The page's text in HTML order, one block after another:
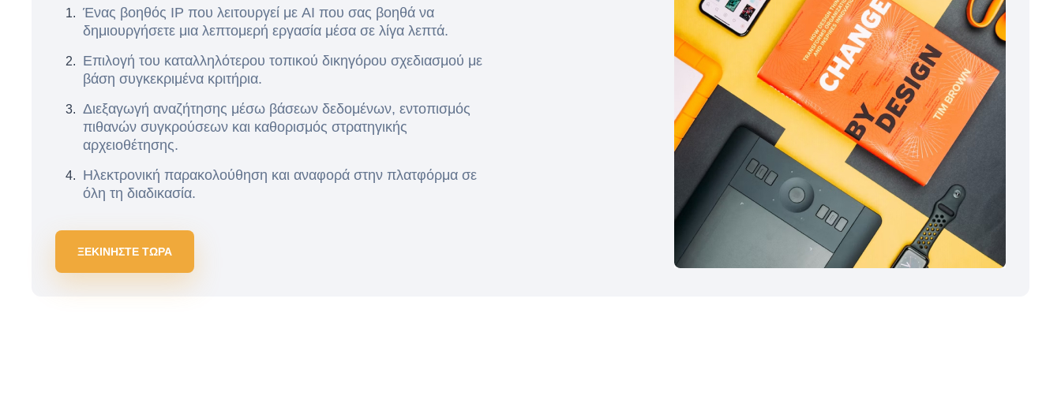
Ένας βοηθός IP που λειτουργεί με AI που σας βοηθά να
δημιουργήσετε μια λεπτομερή εργασία μέσα σε λίγα λεπτά.
Επιλογή του καταλληλότερου τοπικού δικηγόρου σχεδιασμού με
βάση συγκεκριμένα κριτήρια.
Διεξαγωγή αναζήτησης μέσω βάσεων δεδομένων, εντοπισμός
πιθανών συγκρούσεων και καθορισμός στρατηγικής
αρχειοθέτησης.
Ηλεκτρονική παρακολούθηση και αναφορά στην πλατφόρμα σε
όλη τη διαδικασία.
ΞΕΚΙΝΗΣΤΕ ΤΩΡΑ